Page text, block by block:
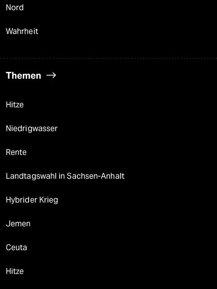
Nord
Wahrheit
Themen
Hitze
Niedrigwasser
Rente
Landtagswahl in Sachsen-Anhalt
Hybrider Krieg
Jemen
Ceuta
Hitze